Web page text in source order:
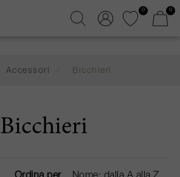
0 0
Accessori Bicchieri
Bicchieri